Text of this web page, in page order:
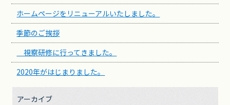
ホームページをリニューアルいたしました。
季節のご挨拶
視察研修に行ってきました。
2020年がはじまりました。
アーカイブ